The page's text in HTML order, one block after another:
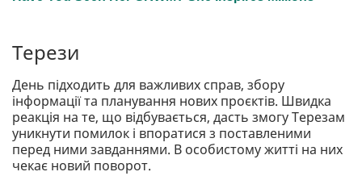
Терези
День підходить для важливих справ, збору
інформації та планування нових проєктів. Швидка
реакція на те, що відбувається, дасть змогу Терезам
уникнути помилок і впоратися з поставленими
перед ними завданнями. В особистому житті на них
чекає новий поворот.